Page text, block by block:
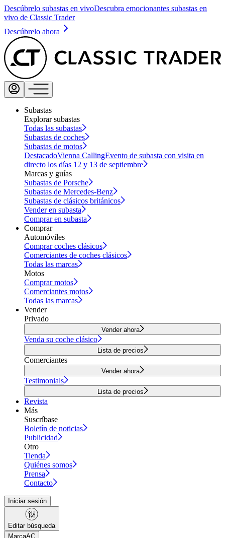
Descúbrelo subastas en vivoDescubra emocionantes subastas en
vivo de Classic Trader
Descúbrelo ahora
Subastas
Explorar subastas
Todas las subastas
Subastas de coches
Subastas de motos
DestacadoVienna CallingEvento de subasta con visita en
directo los días 12 y 13 de septiembre
Marcas y guías
Subastas de Porsche
Subastas de Mercedes-Benz
Subastas de clásicos británicos
Vender en subasta
Comprar en subasta
Comprar
Automóviles
Comprar coches clásicos
Comerciantes de coches clásicos
Todas las marcas
Motos
Comprar motos
Comerciantes motos
Todas las marcas
Vender
Privado
Vender ahora
Venda su coche clásico
Lista de precios
Comerciantes
Vender ahora
Testimonials
Lista de precios
Revista
Más
Suscríbase
Boletín de noticias
Publicidad
Otro
Tienda
Quiénes somos
Prensa
Contacto
Iniciar sesión
Editar búsqueda
MarcaAC